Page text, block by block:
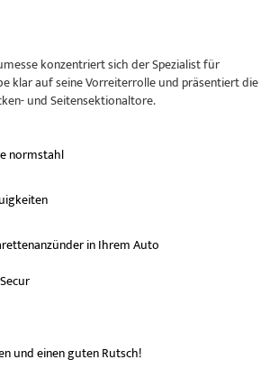
konzentriert sich der Spezialist für
klar auf seine Vorreiterrolle und präsentiert die
und Seitensektionaltore.
normstahl
in Ihrem Auto
und einen guten Rutsch!